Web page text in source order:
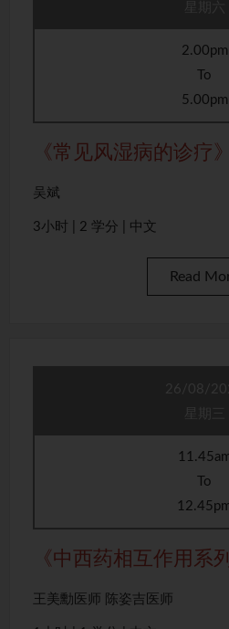
星期六
2.00pm
To
5.00pm
《常见风湿病的诊疗》
吴斌
3小时 | 2 学分 | 中文
Read
26/08/
星期三
To
《中西药相互作用系
王美勳医师 陈姿吉医师